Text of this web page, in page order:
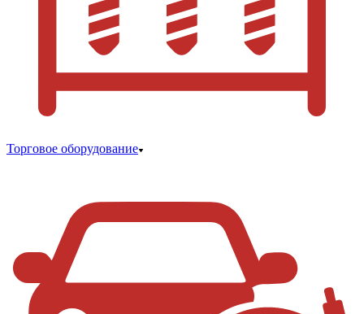
Торговое оборудование